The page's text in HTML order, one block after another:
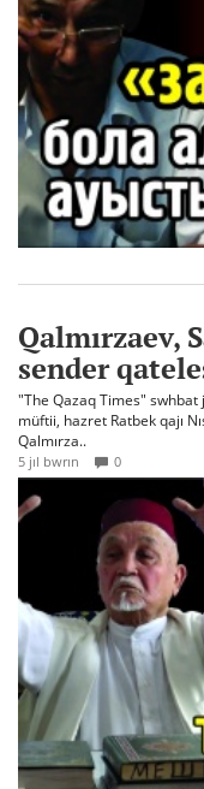
Qalmırzaev,
sender
"The Qazaq Times" swhbat
müftii, hazret Ratbek qajı
Qalmırza..
5 jıl bwrın 0